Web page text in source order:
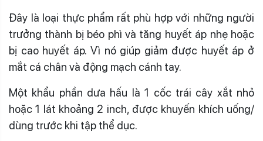
Đây là loại thực phẩm rất phù hợp với những người
trưởng thành bị béo phì và tăng huyết áp nhẹ hoặc
bị cao huyết áp. Vì nó giúp giảm được huyết áp ở
mắt cá chân và động mạch cánh tay.
Một khẩu phần dưa hấu là 1 cốc trái cây xắt nhỏ
hoặc 1 lát khoảng 2 inch, được khuyến khích uống/
dùng trước khi tập thể dục.